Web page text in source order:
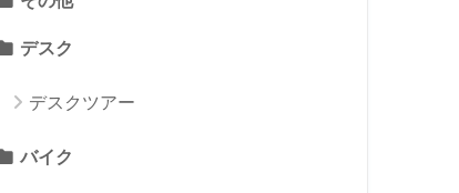
デスク
デスクツアー
バイク